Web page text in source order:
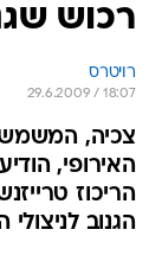
רכוש
רויטרס
29.6.2009 / 18:07
צכיה,
האירופי,
הריכוז
הגנוב